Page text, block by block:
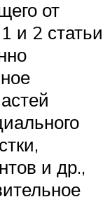
от
и 2 статьи
и др.,